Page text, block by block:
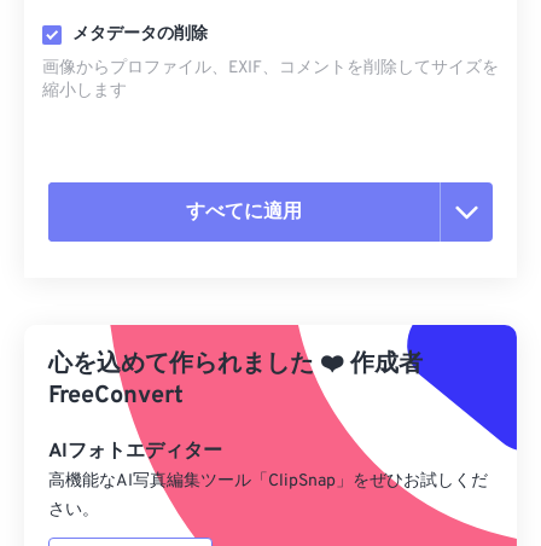
メタデータの削除
画像からプロファイル、EXIF、コメントを削除してサイズを
縮小します
すべてに適用
プリセットから適用
プリセットとして保存
心を込めて作られました ❤️作成者
FreeConvert
AIフォトエディター
高機能なAI写真編集ツール「ClipSnap」をぜひお試しくだ
さい。